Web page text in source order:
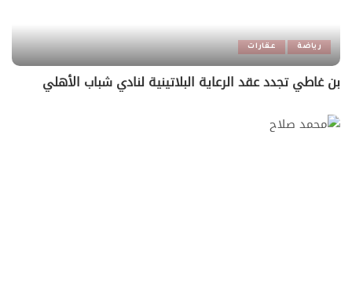
رياضة عقارات
بن غاطي تجدد عقد الرعاية البلاتينية لنادي شباب الأهلي